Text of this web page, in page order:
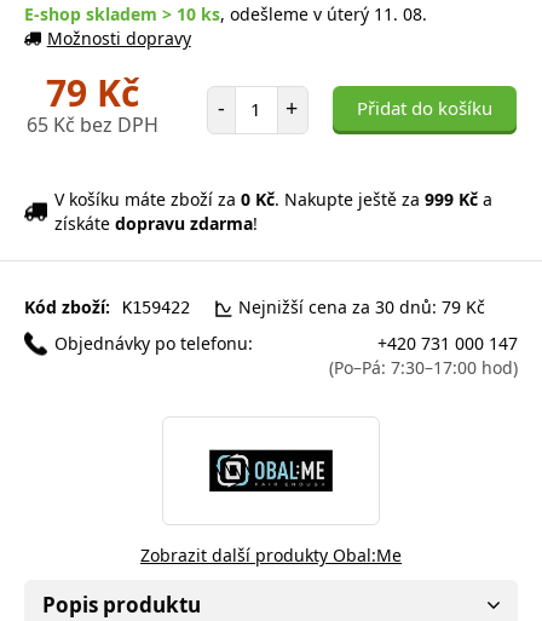
E-shop skladem > 10 ks, odešleme v úterý 11. 08.
Možnosti dopravy
79 Kč
65 Kč bez DPH
- Počet položek
+ Přidat do košíku
V košíku máte zboží za 0 Kč. Nakupte ještě za 999 Kč a
získáte dopravu zdarma!
Kód zboží: K159422
Nejnižší cena za 30 dnů: 79 Kč
Objednávky po telefonu:
+420 731 000 147
(Po–Pá: 7:30–17:00 hod)
Zobrazit další produkty Obal:Me
Popis produktu